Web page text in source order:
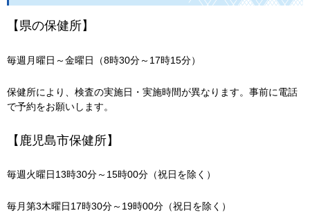
【県の保健所】
毎週月曜日～金曜日（8時30分～17時15分）
保健所により、検査の実施日・実施時間が異なります。事前に電話
で予約をお願いします。
【鹿児島市保健所】
毎週火曜日13時30分～15時00分（祝日を除く）
毎月第3木曜日17時30分～19時00分（祝日を除く）